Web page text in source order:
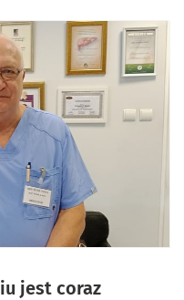
jest coraz